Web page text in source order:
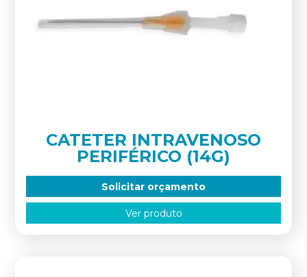
CATETER INTRAVENOSO
PERIFÉRICO (14G)
Solicitar orçamento
Ver produto